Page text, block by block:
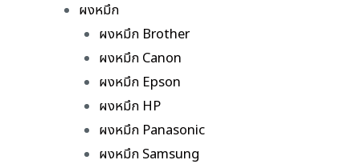
ผงหมึก
ผงหมึก Brother
ผงหมึก Canon
ผงหมึก Epson
ผงหมึก HP
ผงหมึก Panasonic
ผงหมึก Samsung